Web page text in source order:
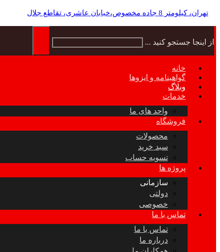
تهران، کیلومتر 8 جاده مخصوص،خیابان عاشری، تقاطع جلال
از اینجا جستجو کنید ...
خانه
گواهینامه و ایزوها
وبلاگ
خدمات
واحد های ما
فروشگاه
محصولات
سبد خرید
تسویه حساب
پروژه ها
سازمانی
دولتی
خصوصی
تماس با ما
تماس با ما
درباره ما